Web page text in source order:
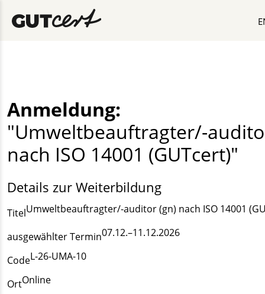
Anmeldung:
"Umweltbeauftragter/-
nach ISO 14001 (GUTcert)"
Details zur Weiterbildung
TitelUmweltbeauftragter/-auditor (gn) nach ISO 14001
ausgewählter Termin07.12.–11.12.2026
CodeL-26-UMA-10
OrtOnline